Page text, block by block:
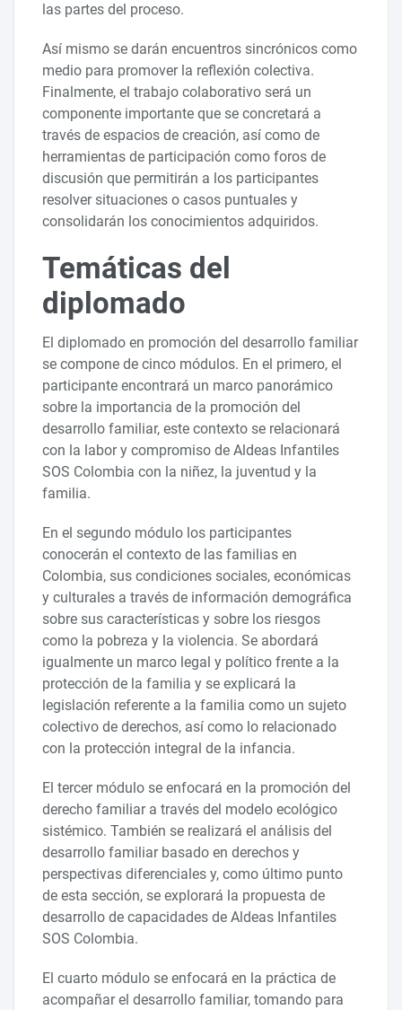
las partes del proceso.
Así mismo se darán encuentros sincrónicos como
medio para promover la reflexión colectiva.
Finalmente, el trabajo colaborativo será un
componente importante que se concretará a
través de espacios de creación, así como de
herramientas de participación como foros de
discusión que permitirán a los participantes
resolver situaciones o casos puntuales y
consolidarán los conocimientos adquiridos.
Temáticas del
diplomado
El diplomado en promoción del desarrollo familiar
se compone de cinco módulos. En el primero, el
participante encontrará un marco panorámico
sobre la importancia de la promoción del
desarrollo familiar, este contexto se relacionará
con la labor y compromiso de Aldeas Infantiles
SOS Colombia con la niñez, la juventud y la
familia.
En el segundo módulo los participantes
conocerán el contexto de las familias en
Colombia, sus condiciones sociales, económicas
y culturales a través de información demográfica
sobre sus características y sobre los riesgos
como la pobreza y la violencia. Se abordará
igualmente un marco legal y político frente a la
protección de la familia y se explicará la
legislación referente a la familia como un sujeto
colectivo de derechos, así como lo relacionado
con la protección integral de la infancia.
El tercer módulo se enfocará en la promoción del
derecho familiar a través del modelo ecológico
sistémico. También se realizará el análisis del
desarrollo familiar basado en derechos y
perspectivas diferenciales y, como último punto
de esta sección, se explorará la propuesta de
desarrollo de capacidades de Aldeas Infantiles
SOS Colombia.
El cuarto módulo se enfocará en la práctica de
acompañar el desarrollo familiar, tomando para